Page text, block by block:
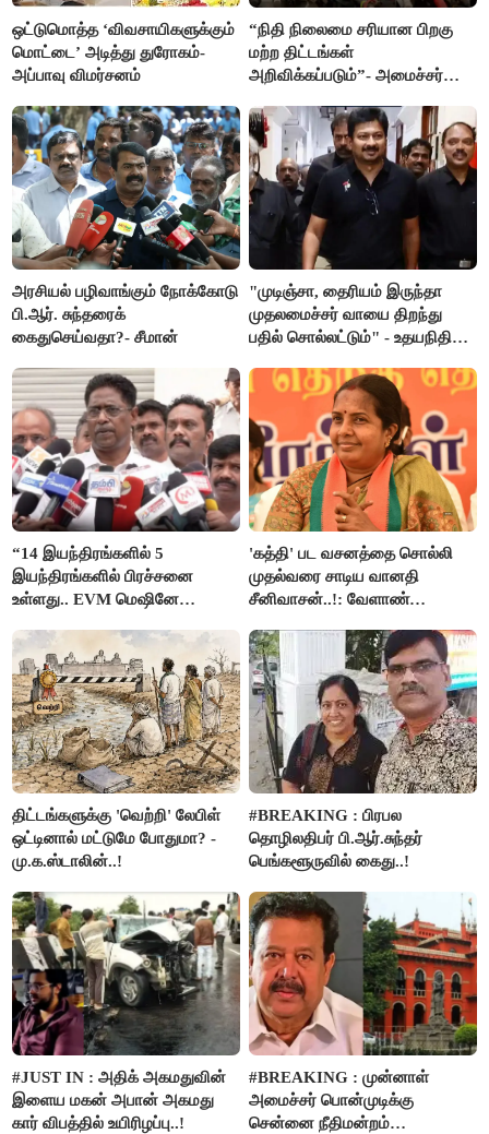
ஒட்டுமொத்த ‘விவசாயிகளுக்கும்
மொட்டை’ அடித்து துரோகம்-
அப்பாவு விமர்சனம்
“நிதி நிலைமை சரியான பிறகு
மற்ற திட்டங்கள்
அறிவிக்கப்படும்”- அமைச்சர்
அரசியல் பழிவாங்கும் நோக்கோடு
பி.ஆர். சுந்தரைக்
கைதுசெய்வதா?- சீமான்
"முடிஞ்சா, தைரியம் இருந்தா
முதலமைச்சர் வாயை திறந்து
பதில் சொல்லட்டும்" - உதயநிதி
“14 இயந்திரங்களில் 5
இயந்திரங்களில் பிரச்சனை
உள்ளது.. EVM மெஷினே
இளங்கோ
'கத்தி' பட வசனத்தை சொல்லி
முதல்வரை சாடிய வானதி
சீனிவாசன்..!: வேளாண்
எதிர்ப்பு!
திட்டங்களுக்கு 'வெற்றி' லேபிள்
ஒட்டினால் மட்டுமே போதுமா? -
மு.க.ஸ்டாலின்..!
#BREAKING : பிரபல
தொழிலதிபர் பி.ஆர்.சுந்தர்
பெங்களூருவில் கைது..!
#JUST IN : அதிக் அகமதுவின்
இளைய மகன் அபான் அகமது
கார் விபத்தில் உயிரிழப்பு..!
#BREAKING : முன்னாள்
அமைச்சர் பொன்முடிக்கு
சென்னை நீதிமன்றம்